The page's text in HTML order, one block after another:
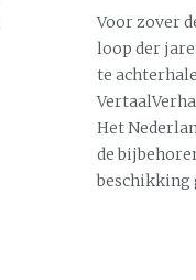
Voor zover
loop der
te
Het
de
beschikking